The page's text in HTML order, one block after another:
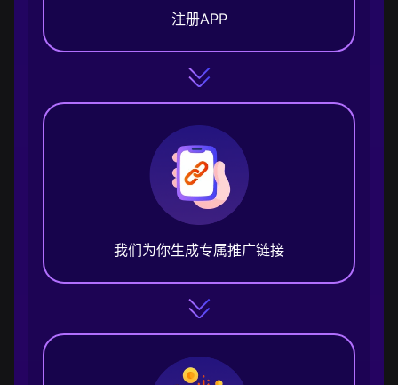
注册APP
我们为你生成专属推广链接